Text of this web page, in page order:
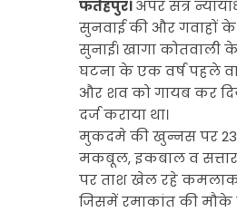
फतेहपुर।अपर सत्र
सुनवाई की और गवाहों के
सुनाई। खागा कोतवाली
घटना के एक वर्ष पहले
और शव को गायब कर
दर्ज कराया था।
मुकदमे की खुन्नस पर 23
मकबूल, इकबाल व
पर ताश खेल रहे
जिसमें रमाकांत की मौके